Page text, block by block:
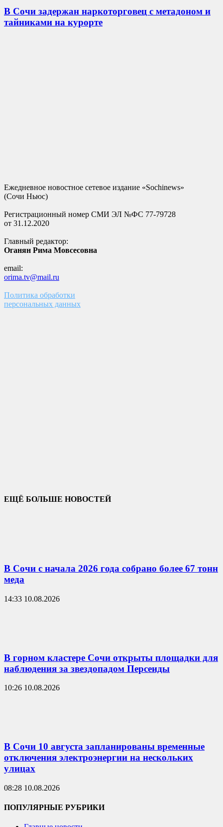
В Сочи задержан наркоторговец с метадоном и
тайниками на курорте
Ежедневное новостное сетевое издание «Sochinews»
(Сочи Ньюс)
Регистрационный номер СМИ ЭЛ №ФС 77-79728
от 31.12.2020
Главный редактор:
Оганян Рима Мовсесовна
email:
orima.tv@mail.ru
Политика обработки
персональных данных
ЕЩЁ БОЛЬШЕ НОВОСТЕЙ
В Сочи с начала 2026 года собрано более 67 тонн
меда
14:33 10.08.2026
В горном кластере Сочи открыты площадки для
наблюдения за звездопадом Персеиды
10:26 10.08.2026
В Сочи 10 августа запланированы временные
отключения электроэнергии на нескольких
улицах
08:28 10.08.2026
ПОПУЛЯРНЫЕ РУБРИКИ